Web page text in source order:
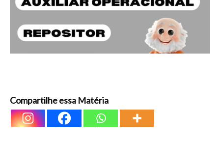
Compartilhe essa Matéria